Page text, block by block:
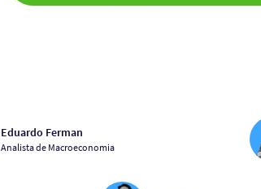
Eduardo Ferman
Analista de Macroeconomia